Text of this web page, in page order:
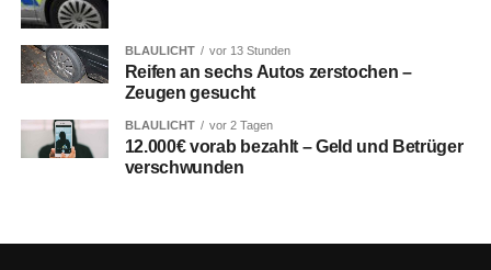
BLAULICHT vor 13 Stunden
Reifen an sechs Autos zerstochen –
Zeugen gesucht
BLAULICHT vor 2 Tagen
12.000€ vorab bezahlt – Geld und Betrüger
verschwunden